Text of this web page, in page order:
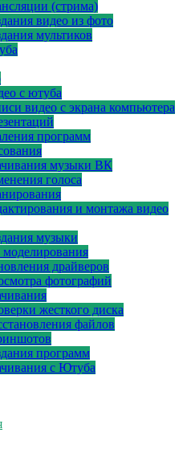
(стрима)
видео из фото
мультиков
с ютуба
видео с экрана компьютера
программ
музыки ВК
голоса
и монтажа видео
музыки
драйверов
фотографий
жесткого диска
файлов
программ
с Ютуба